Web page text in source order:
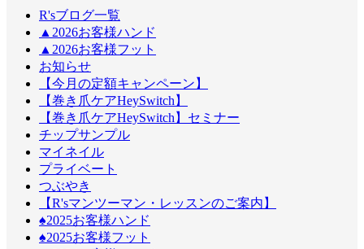
R'sブログ一覧
▲2026お客様ハンド
▲2026お客様フット
お知らせ
【今月の定額キャンペーン】
【巻き爪ケアHeySwitch】
【巻き爪ケアHeySwitch】セミナー
チップサンプル
マイネイル
プライベート
つぶやき
【R'sマンツーマン・レッスンのご案内】
♠2025お客様ハンド
♠2025お客様フット